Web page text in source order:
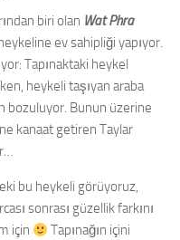
biri olan Wat Phra
ev sahipliği yapıyor.
Tapınaktaki heykel
heykeli taşıyan araba
bozuluyor. Bunun üzerine
kanaat getiren Taylar
bu heykeli görüyoruz,
sonrası güzellik farkını
için
Tapınağın içini